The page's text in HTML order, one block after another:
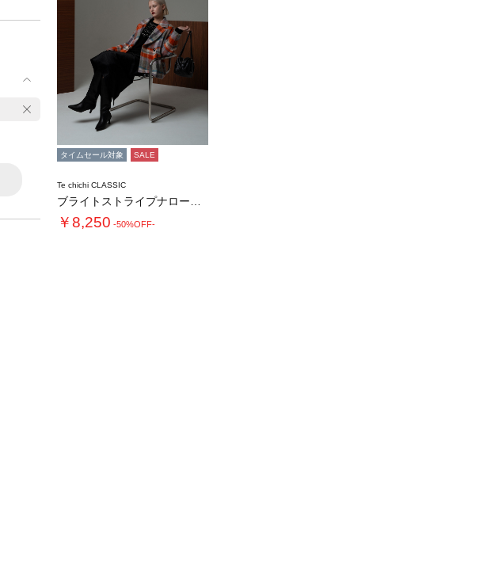
タイムセール対象 SALE
Te chichi CLASSIC
￥8,250 -50%OFF-